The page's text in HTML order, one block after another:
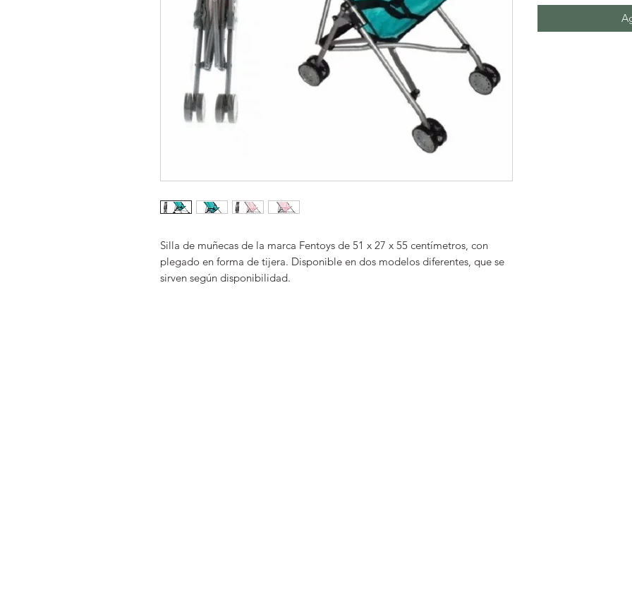
Silla de muñecas de la marca Fentoys de 51 x 27 x 55 centímetros, con
plegado en forma de tijera. Disponible en dos modelos diferentes, que se
sirven según disponibilidad.